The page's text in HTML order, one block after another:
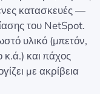
κατασκευές —
του NetSpot.
υλικό (μπετόν,
και πάχος
με ακρίβεια